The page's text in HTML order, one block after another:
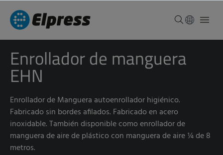
Enrollador de manguera
EHN
Enrollador de Manguera autoenrollador higiénico.
Fabricado sin bordes afilados. Fabricado en acero
inoxidable. También disponible como enrollador de
manguera de aire de plástico con manguera de aire ¼ de 8
metros.